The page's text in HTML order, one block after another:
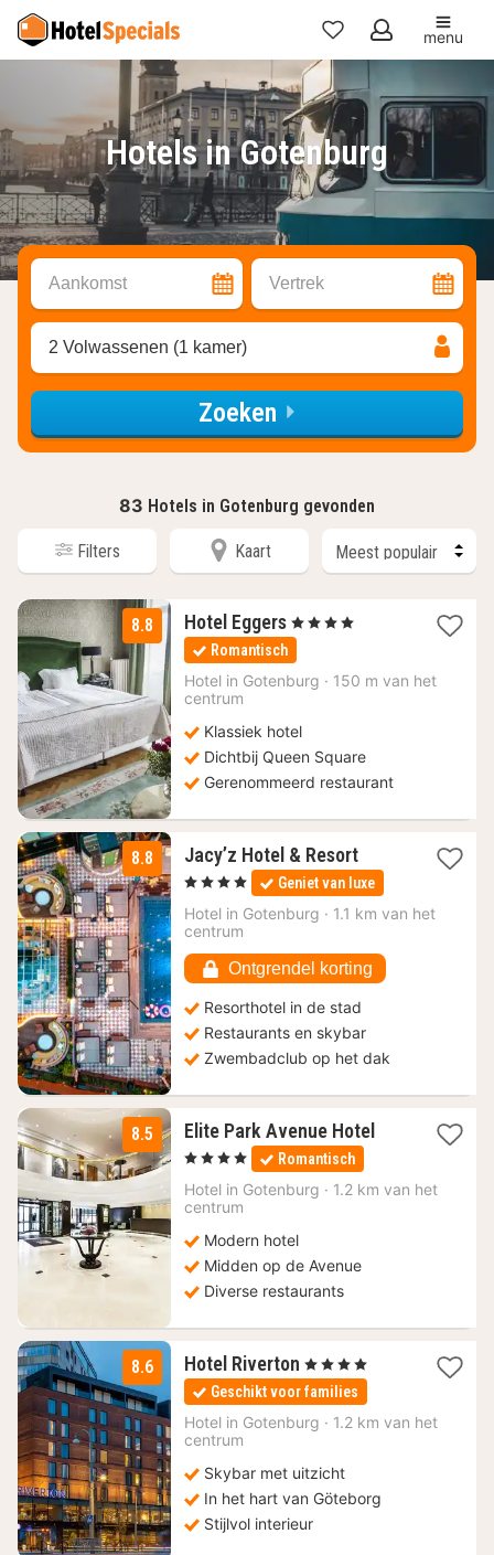
Mijn
favorieten
menu
Hotels in Gotenburg
Aankomst Vertrek
2 Volwassenen (1 kamer)
Zoeken
83 Hotels in Gotenburg gevonden
Filters Kaart
8.8 Hotel Eggers 2
nachten
vanaf
144,98
, 4 Sterren
Romantisch
Hotel in Gotenburg · 150 m van het
centrum
Klassiek hotel
Dichtbij Queen Square
Gerenommeerd restaurant
8.8 Jacy’z Hotel & Resort1
nacht
vanaf
149,56
, 4 Sterren Geniet van luxe
Hotel in Gotenburg · 1.1 km van het
centrum
Ontgrendel korting
Resorthotel in de stad
Restaurants en skybar
Zwembadclub op het dak
8.5 Elite Park Avenue Hotel1
110,28
, 4 Sterren Romantisch
Hotel in Gotenburg · 1.2 km van het
centrum
Modern hotel
Midden op de Avenue
Diverse restaurants
8.6 Hotel Riverton 1
nacht
vanaf
141,81
, 4 Sterren
Geschikt voor families
Hotel in Gotenburg · 1.2 km van het
centrum
Skybar met uitzicht
In het hart van Göteborg
Stijlvol interieur